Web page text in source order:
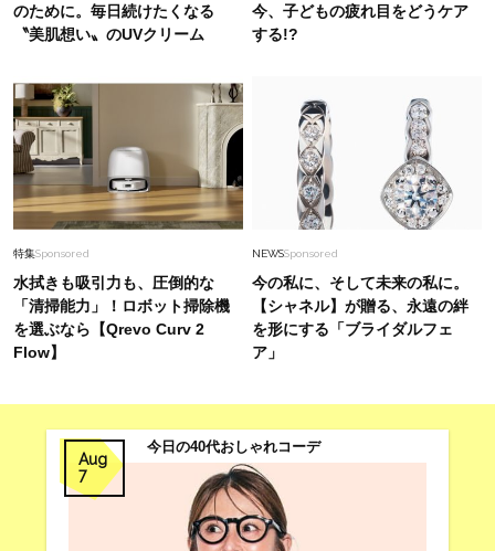
のために。毎日続けたくなる
〝美肌想い〟のUVクリーム
今、子どもの疲れ目をどうケア
する!?
特集Sponsored
水拭きも吸引力も、圧倒的な
「清掃能力」！ロボット掃除機
を選ぶなら【Qrevo Curv 2
Flow】
NEWSSponsored
今の私に、そして未来の私に。
【シャネル】が贈る、永遠の絆
を形にする「ブライダルフェ
ア」
Aug
7
今日の40代おしゃれコーデ